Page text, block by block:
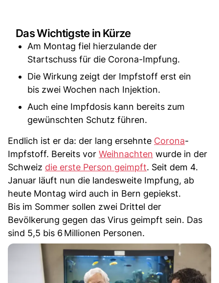
Das Wichtigste in Kürze
Am Montag fiel hierzulande der
Startschuss für die Corona-Impfung.
Die Wirkung zeigt der Impfstoff erst ein
bis zwei Wochen nach Injektion.
Auch eine Impfdosis kann bereits zum
gewünschten Schutz führen.
Endlich ist er da: der lang ersehnte Corona-
Impfstoff. Bereits vor Weihnachten wurde in der
Schweiz die erste Person geimpft. Seit dem 4.
Januar läuft nun die landesweite Impfung, ab
heute Montag wird auch in Bern gepiekst.
Bis im Sommer sollen zwei Drittel der
Bevölkerung gegen das Virus geimpft sein. Das
sind 5,5 bis 6 Millionen Personen.